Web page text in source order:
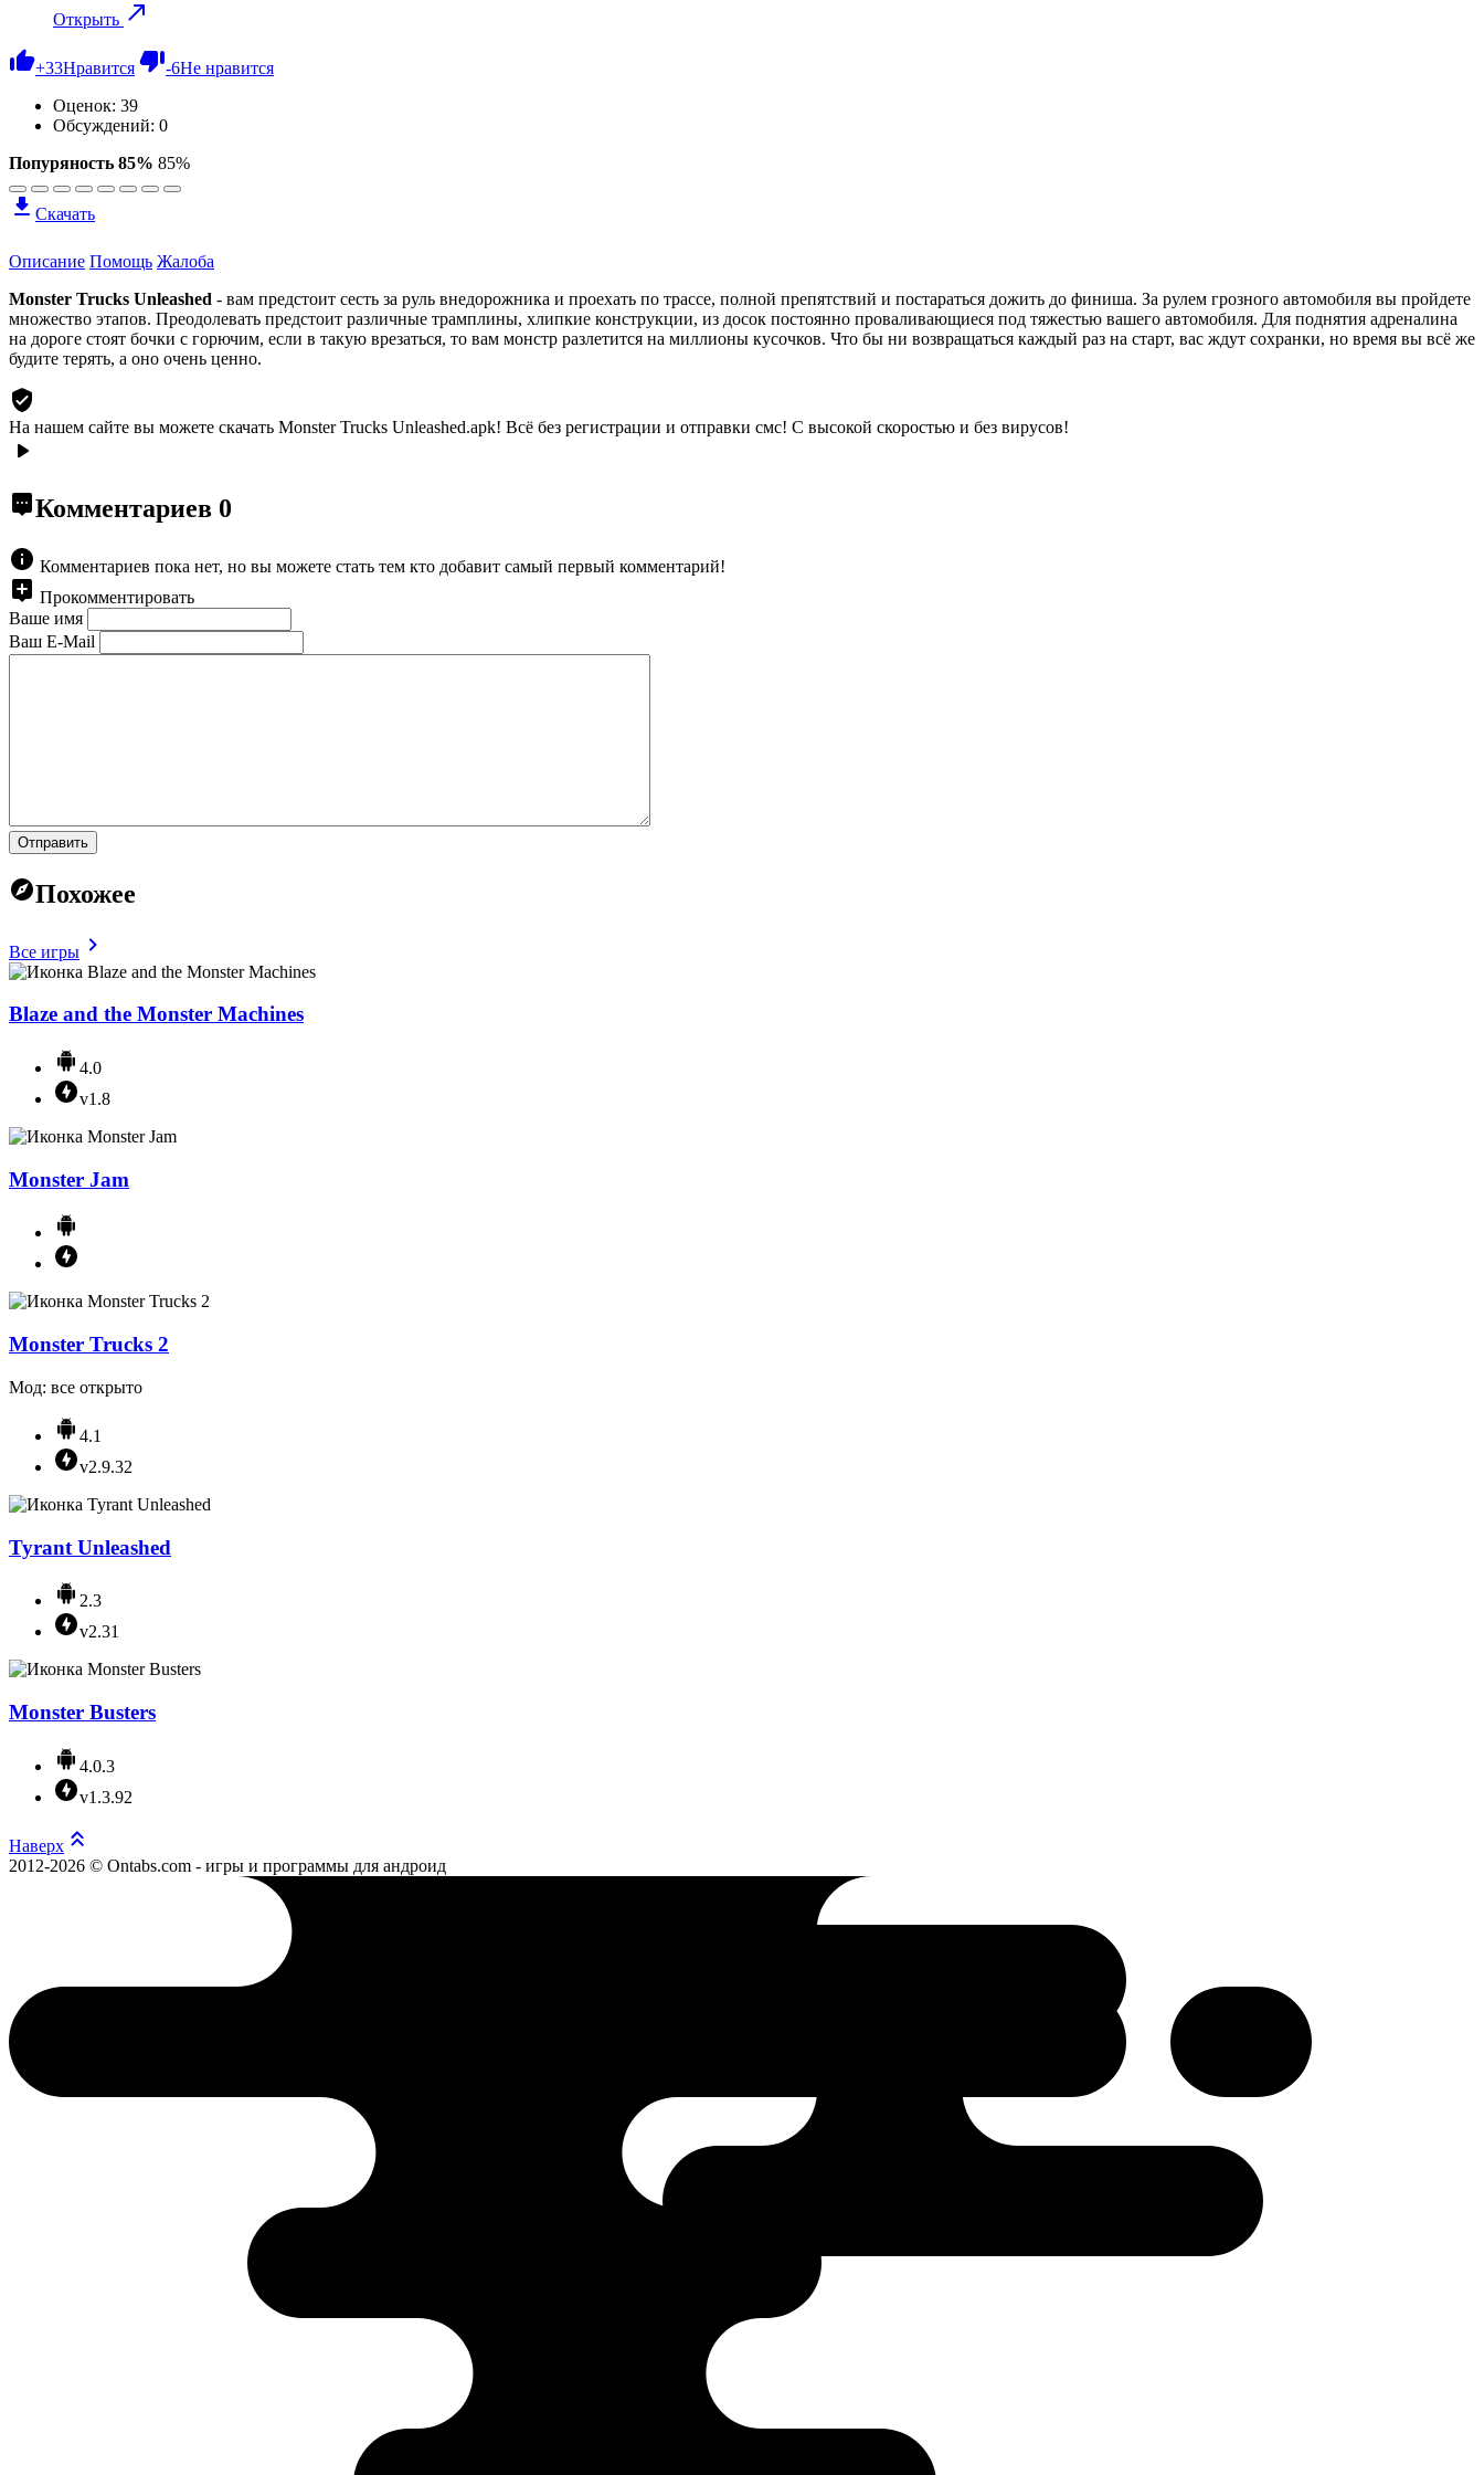
Открыть
+33Нравится -6Не нравится
Оценок: 39
Обсуждений: 0
Попуряность 85% 85%
Скачать
Описание Помощь Жалоба
Monster Trucks Unleashed - вам предстоит сесть за руль внедорожника и проехать по трассе, полной препятствий и постараться дожить до финиша. За рулем грозного автомобиля вы пройдете
множество этапов. Преодолевать предстоит различные трамплины, хлипкие конструкции, из досок постоянно проваливающиеся под тяжестью вашего автомобиля. Для поднятия адреналина
на дороге стоят бочки с горючим, если в такую врезаться, то вам монстр разлетится на миллионы кусочков. Что бы ни возвращаться каждый раз на старт, вас ждут сохранки, но время вы всё же
будите терять, а оно очень ценно.
На нашем сайте вы можете скачать Monster Trucks Unleashed.apk! Всё без регистрации и отправки смс! С высокой скоростью и без вирусов!
Комментариев 0
Комментариев пока нет, но вы можете стать тем кто добавит самый первый комментарий!
Прокомментировать
Ваше имя
Ваш E-Mail
Отправить
Похожее
Все игры
Blaze and the Monster Machines
4.0
v1.8
Monster Jam
Monster Trucks 2
Мод: все открыто
4.1
v2.9.32
Tyrant Unleashed
2.3
v2.31
Monster Busters
4.0.3
v1.3.92
Наверх
2012-2026 © Ontabs.com - игры и программы для андроид